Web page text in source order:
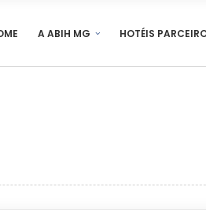
A ABIH MG HOTÉIS